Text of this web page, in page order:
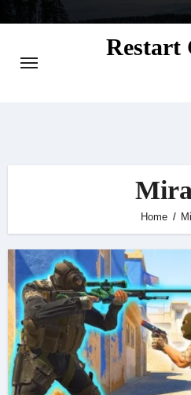
Restart
Home